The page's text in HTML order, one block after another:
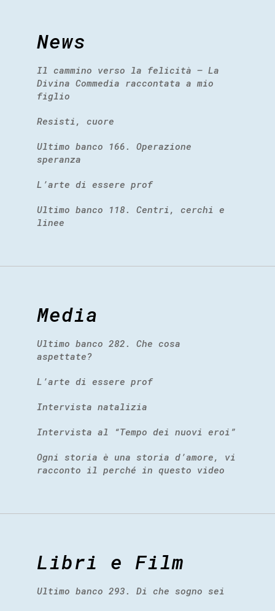
News
Il cammino verso la felicità – La
Divina Commedia raccontata a mio
figlio
Resisti, cuore
Ultimo banco 166. Operazione
speranza
L’arte di essere prof
Ultimo banco 118. Centri, cerchi e
linee
Media
Ultimo banco 282. Che cosa
aspettate?
L’arte di essere prof
Intervista natalizia
Intervista al “Tempo dei nuovi eroi”
Ogni storia è una storia d’amore, vi
racconto il perché in questo video
Libri e Film
Ultimo banco 293. Di che sogno sei